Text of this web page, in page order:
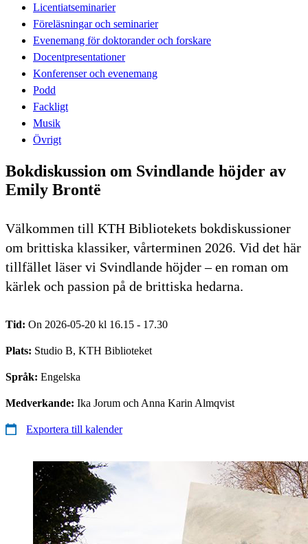
Licentiatseminarier
Föreläsningar och seminarier
Evenemang för doktorander och forskare
Docentpresentationer
Konferenser och evenemang
Podd
Fackligt
Musik
Övrigt
Bokdiskussion om Svindlande höjder av
Emily Brontë
Välkommen till KTH Bibliotekets bokdiskussioner
om brittiska klassiker, vårterminen 2026. Vid det här
tillfället läser vi Svindlande höjder – en roman om
kärlek och passion på de brittiska hedarna.
Tid: On 2026-05-20 kl 16.15 - 17.30
Plats: Studio B, KTH Biblioteket
Språk: Engelska
Medverkande: Ika Jorum och Anna Karin Almqvist
Exportera till kalender